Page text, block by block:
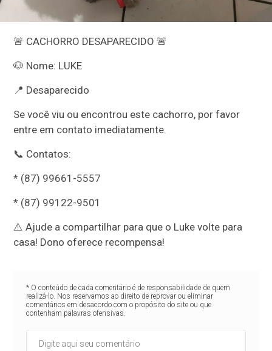
🚨 CACHORRO DESAPARECIDO 🚨
🐶 Nome: LUKE
📍 Desaparecido
Se você viu ou encontrou este cachorro, por favor
entre em contato imediatamente.
📞 Contatos:
* (87) 99661-5557
* (87) 99122-9501
⚠️ Ajude a compartilhar para que o Luke volte para
casa! Dono oferece recompensa!
* O conteúdo de cada comentário é de responsabilidade de quem
realizá-lo. Nos reservamos ao direito de reprovar ou eliminar
comentários em desacordo com o propósito do site ou que
contenham palavras ofensivas.